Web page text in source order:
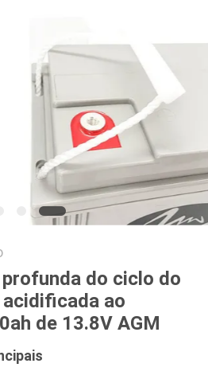
do ciclo do
ao
de 13.8V AGM